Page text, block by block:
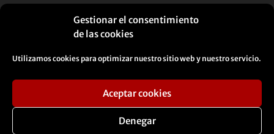
Gestionar el consentimiento
de las cookies
Utilizamos cookies para optimizar nuestro sitio web y nuestro servicio.
Aceptar cookies
Denegar
Política de Privacidad